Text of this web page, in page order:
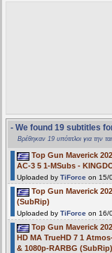
- We found 19 subtitles
Βρέθηκαν 19 υπότιτλοι για την
Top Gun Maverick
AC-3 5 1-MSubs -
Uploaded by TiForce on 15/
Top Gun Maverick
(SubRip)
Uploaded by TiForce on 16/
Top Gun Maverick
HD MA TrueHD 7 1
& 1080p-RARBG (SubRip)